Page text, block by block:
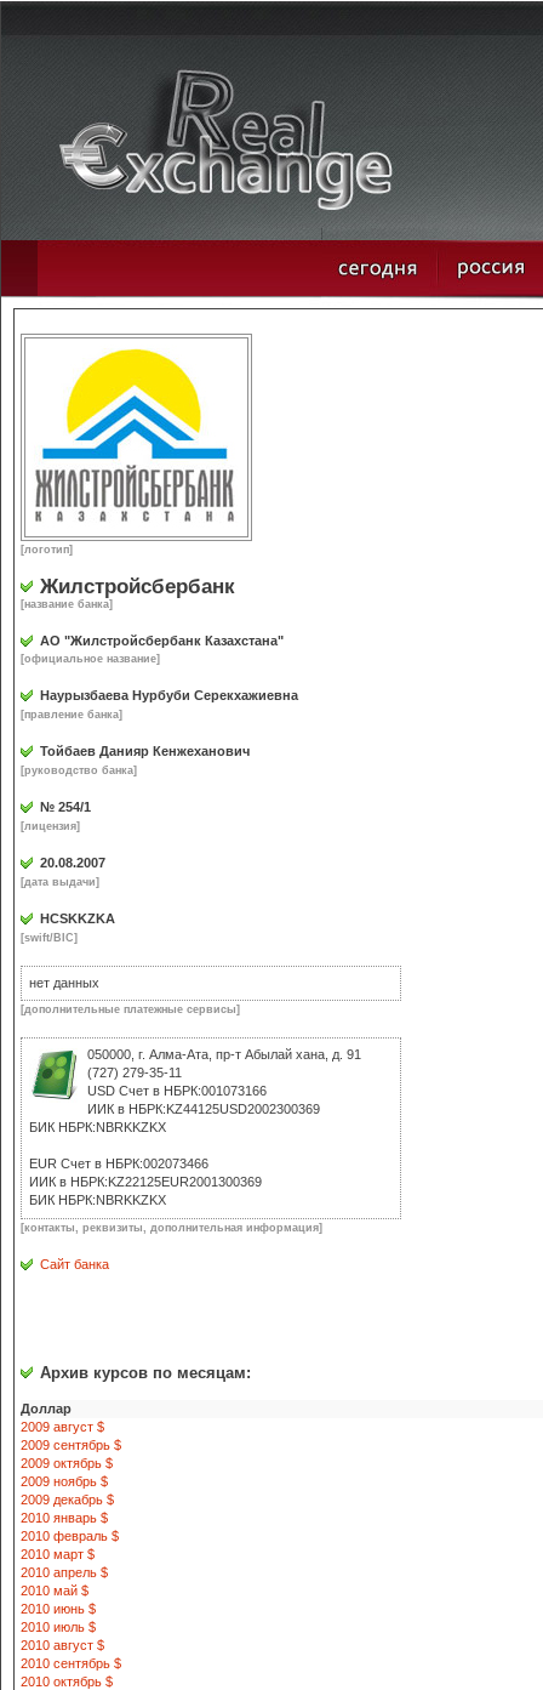
[логотип]
Жилстройсбербанк
[название банка]
АО "Жилстройсбербанк Казахстана"
[официальное название]
Наурызбаева Нурбуби Серекхажиевна
[правление банка]
Тойбаев Данияр Кенжеханович
[руководство банка]
№ 254/1
[лицензия]
20.08.2007
[дата выдачи]
HCSKKZKA
[swift/BIC]
нет данных
[дополнительные платежные сервисы]
050000, г. Алма-Ата, пр-т Абылай хана, д. 91
(727) 279-35-11
USD Счет в НБРК:001073166
ИИК в НБРК:KZ44125USD2002300369
БИК НБРК:NBRKKZKX
EUR Счет в НБРК:002073466
ИИК в НБРК:KZ22125EUR2001300369
БИК НБРК:NBRKKZKX
[контакты, реквизиты, дополнительная информация]
Сайт банка
Архив курсов по месяцам:
Доллар
2009 август $
2009 сентябрь $
2009 октябрь $
2009 ноябрь $
2009 декабрь $
2010 январь $
2010 февраль $
2010 март $
2010 апрель $
2010 май $
2010 июнь $
2010 июль $
2010 август $
2010 сентябрь $
2010 октябрь $